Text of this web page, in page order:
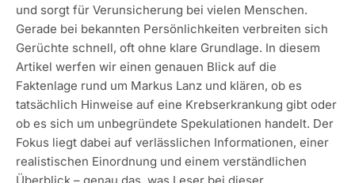
und sorgt für Verunsicherung bei vielen Menschen.
Gerade bei bekannten Persönlichkeiten verbreiten sich
Gerüchte schnell, oft ohne klare Grundlage. In diesem
Artikel werfen wir einen genauen Blick auf die
Faktenlage rund um Markus Lanz und klären, ob es
tatsächlich Hinweise auf eine Krebserkrankung gibt oder
ob es sich um unbegründete Spekulationen handelt. Der
Fokus liegt dabei auf verlässlichen Informationen, einer
realistischen Einordnung und einem verständlichen